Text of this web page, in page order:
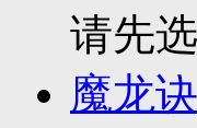
请先
魔龙诀